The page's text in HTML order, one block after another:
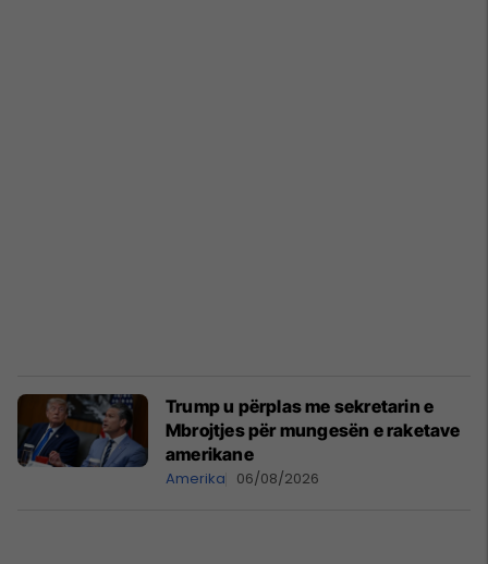
Trump u përplas me sekretarin e
Mbrojtjes për mungesën e raketave
amerikane
Amerika 06/08/2026